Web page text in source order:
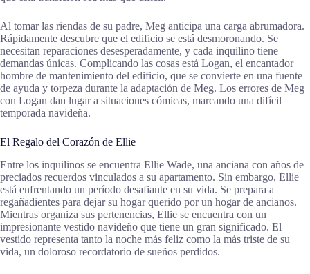
Al tomar las riendas de su padre, Meg anticipa una carga abrumadora.
Rápidamente descubre que el edificio se está desmoronando. Se
necesitan reparaciones desesperadamente, y cada inquilino tiene
demandas únicas. Complicando las cosas está Logan, el encantador
hombre de mantenimiento del edificio, que se convierte en una fuente
de ayuda y torpeza durante la adaptación de Meg. Los errores de Meg
con Logan dan lugar a situaciones cómicas, marcando una difícil
temporada navideña.
El Regalo del Corazón de Ellie
Entre los inquilinos se encuentra Ellie Wade, una anciana con años de
preciados recuerdos vinculados a su apartamento. Sin embargo, Ellie
está enfrentando un período desafiante en su vida. Se prepara a
regañadientes para dejar su hogar querido por un hogar de ancianos.
Mientras organiza sus pertenencias, Ellie se encuentra con un
impresionante vestido navideño que tiene un gran significado. El
vestido representa tanto la noche más feliz como la más triste de su
vida, un doloroso recordatorio de sueños perdidos.